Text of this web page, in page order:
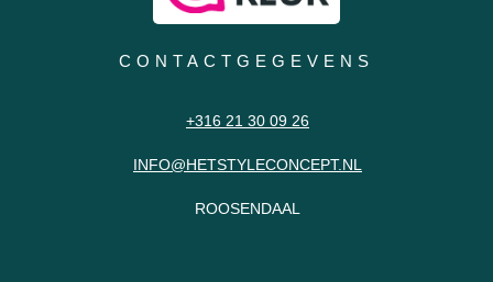
CONTACTGEGEVENS
+316 21 30 09 26
INFO@HETSTYLECONCEPT.NL
ROOSENDAAL